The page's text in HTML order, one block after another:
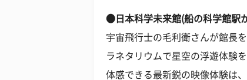
●日本科学未来館(船の科学館駅
宇宙飛行士の毛利衛さんが館長
ラネタリウムで星空の浮遊体験
体感できる最新鋭の映像体験は